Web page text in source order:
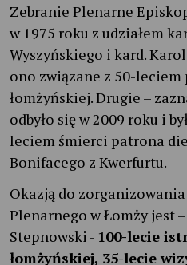
Zebranie Plenarne
w 1975 roku z udziałem
Wyszyńskiego i kard.
ono związane z 50-
łomżyńskiej. Drugie –
odbyło się w 2009 roku i
leciem śmierci patrona
Bonifacego z Kwerfurtu.
Okazją do
Plenarnego w Łomży jest –
Stepnowski - 100-lecie
łomżyńskiej, 35-lecie